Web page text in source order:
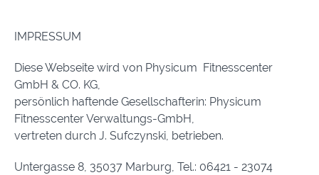
IMPRESSUM
Diese Webseite wird von Physicum Fitnesscenter
GmbH & CO. KG,
persönlich haftende Gesellschafterin: Physicum
Fitnesscenter Verwaltungs-GmbH,
vertreten durch J. Sufczynski, betrieben.
Untergasse 8, 35037 Marburg, Tel.: 06421 - 23074